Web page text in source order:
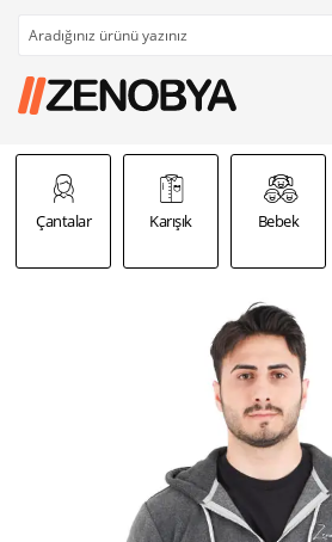
Çantalar Karışık Bebek